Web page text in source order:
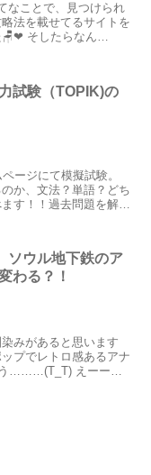
なことで、見つけられ
法を載せてるサイトを
そしたらなん
試験（TOPIK)の
ージにて模擬試験。
か、文法？単語？どち
す！！過去問題を解い
ウル地下鉄のア
わる？！
みがあると思います
プでレトロ感あるアナ
う………(T_T) えーー